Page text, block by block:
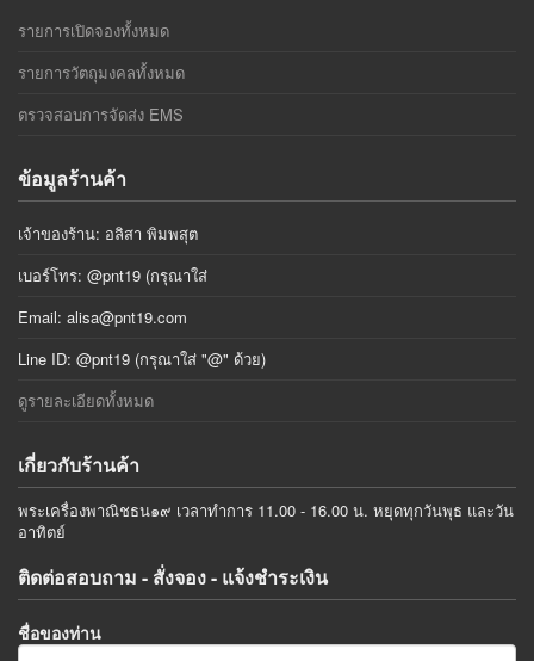
รายการเปิดจองทั้งหมด
รายการวัตถุมงคลทั้งหมด
ตรวจสอบการจัดส่ง EMS
ข้อมูลร้านค้า
เจ้าของร้าน: อลิสา พิมพสุต
เบอร์โทร: @pnt19 (กรุณาใส่
Email: alisa@pnt19.com
Line ID: @pnt19 (กรุณาใส่ "@" ด้วย)
ดูรายละเอียดทั้งหมด
เกี่ยวกับร้านค้า
พระเครื่องพาณิชธน๑๙ เวลาทำการ 11.00 - 16.00 น. หยุดทุกวันพุธ และวัน
อาทิตย์
ติดต่อสอบถาม - สั่งจอง - แจ้งชำระเงิน
ชื่อของท่าน